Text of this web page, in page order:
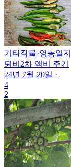
기타작물·영농일지
퇴비2차 액비 주기
24년 7월 20일 ·
4
2